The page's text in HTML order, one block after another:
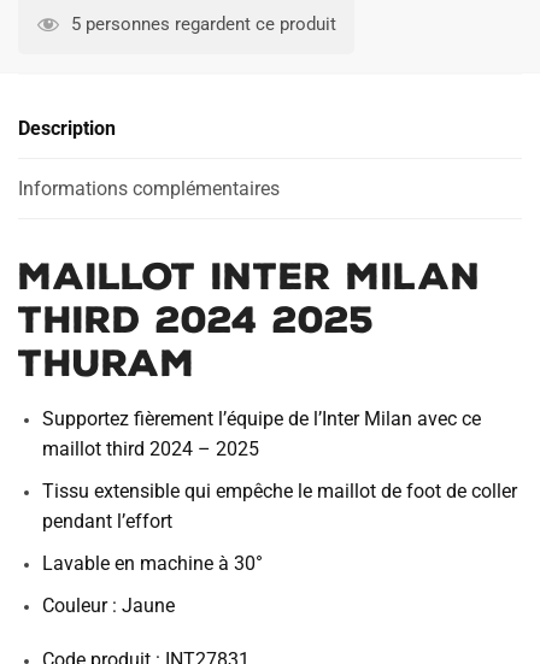
Inter
2025
5 personnes regardent ce produit
Description
Informations complémentaires
Maillot Inter Milan
Third 2024 2025
Thuram
Supportez fièrement l’équipe de l’Inter Milan avec ce
maillot third 2024 – 2025
Tissu extensible qui empêche le maillot de foot de coller
pendant l’effort
Lavable en machine à 30°
Couleur : Jaune